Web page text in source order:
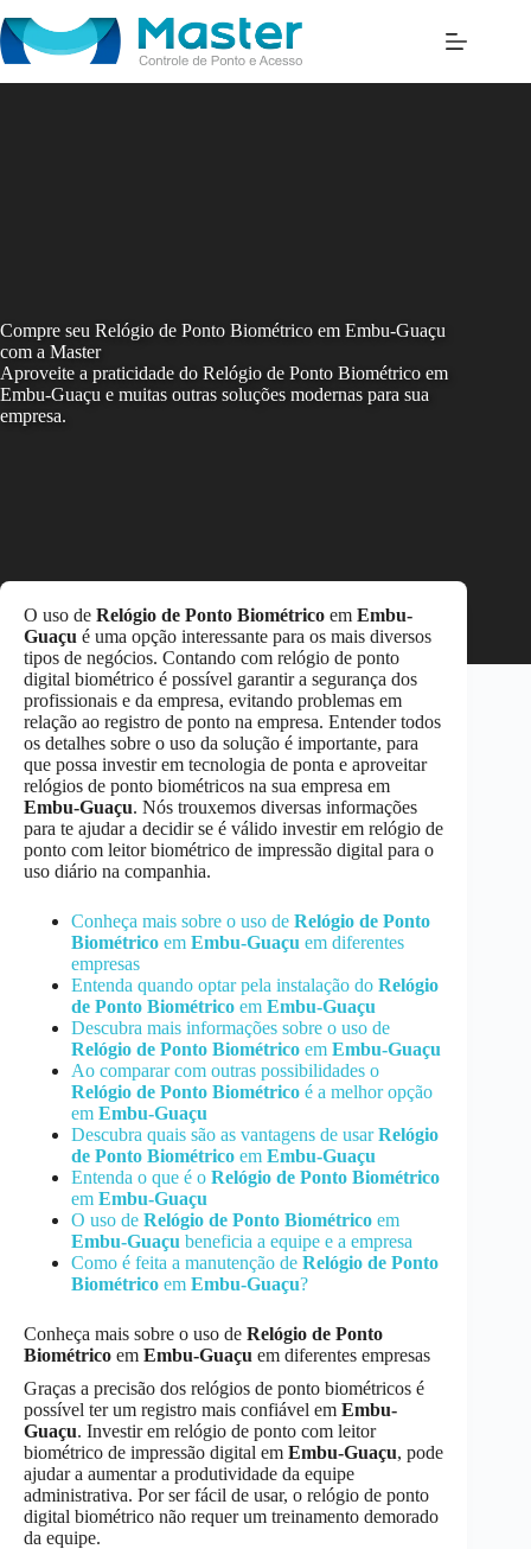
to
content
Compre seu Relógio de Ponto Biométrico em Embu-Guaçu
com a Master
Aproveite a praticidade do Relógio de Ponto Biométrico em
Embu-Guaçu e muitas outras soluções modernas para sua
empresa.
O uso de Relógio de Ponto Biométrico em Embu-
Guaçu é uma opção interessante para os mais diversos
tipos de negócios. Contando com relógio de ponto
digital biométrico é possível garantir a segurança dos
profissionais e da empresa, evitando problemas em
relação ao registro de ponto na empresa. Entender todos
os detalhes sobre o uso da solução é importante, para
que possa investir em tecnologia de ponta e aproveitar
relógios de ponto biométricos na sua empresa em
Embu-Guaçu. Nós trouxemos diversas informações
para te ajudar a decidir se é válido investir em relógio de
ponto com leitor biométrico de impressão digital para o
uso diário na companhia.
Conheça mais sobre o uso de Relógio de Ponto
Biométrico em Embu-Guaçu em diferentes
empresas
Entenda quando optar pela instalação do Relógio
de Ponto Biométrico em Embu-Guaçu
Descubra mais informações sobre o uso de
Relógio de Ponto Biométrico em Embu-Guaçu
Ao comparar com outras possibilidades o
Relógio de Ponto Biométrico é a melhor opção
em Embu-Guaçu
Descubra quais são as vantagens de usarRelógio
de Ponto Biométrico em Embu-Guaçu
Entenda o que é o Relógio de Ponto Biométrico
em Embu-Guaçu
O uso de Relógio de Ponto Biométrico em
Embu-Guaçu beneficia a equipe e a empresa
Como é feita a manutenção de Relógio de Ponto
Biométrico em Embu-Guaçu?
Conheça mais sobre o uso de Relógio de Ponto
Biométrico em Embu-Guaçu em diferentes empresas
Graças a precisão dos relógios de ponto biométricos é
possível ter um registro mais confiável em Embu-
Guaçu. Investir em relógio de ponto com leitor
biométrico de impressão digital em Embu-Guaçu, pode
ajudar a aumentar a produtividade da equipe
administrativa. Por ser fácil de usar, o relógio de ponto
digital biométrico não requer um treinamento demorado
da equipe.